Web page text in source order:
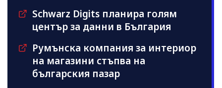
Schwarz Digits планира голям
център за данни в България
Румънска компания за интериор
на магазини стъпва на
българския пазар